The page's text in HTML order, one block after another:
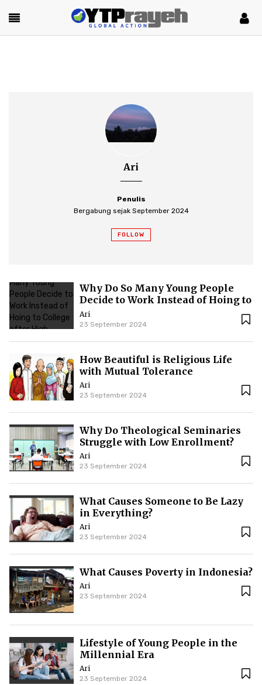
Ari
Penulis
Bergabung sejak September 2024
FOLLOW
Why Do So Many Young People
Decide to Work Instead of Hoing to
College after High School?
Ari
23 September 2024
How Beautiful is Religious Life
with Mutual Tolerance
Ari
23 September 2024
Why Do Theological Seminaries
Struggle with Low Enrollment?
Ari
23 September 2024
What Causes Someone to Be Lazy
in Everything?
Ari
23 September 2024
What Causes Poverty in Indonesia?
Ari
23 September 2024
Lifestyle of Young People in the
Millennial Era
Ari
23 September 2024